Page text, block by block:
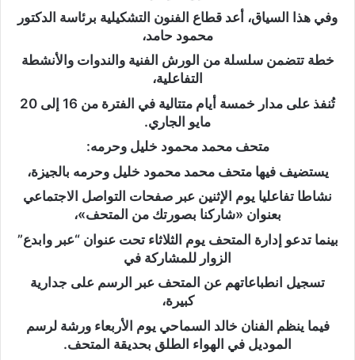
وفي هذا السياق، أعد قطاع الفنون التشكيلية برئاسة الدكتور
محمود حامد،
خطة تتضمن سلسلة من الورش الفنية والندوات والأنشطة
التفاعلية،
تُنفذ على مدار خمسة أيام متتالية في الفترة من 16 إلى 20
مايو الجاري.
متحف محمد محمود خليل وحرمه:
يستضيف فيها متحف محمد محمود خليل وحرمه بالجيزة،
نشاطا تفاعليا يوم الإثنين عبر صفحات التواصل الاجتماعي
بعنوان «شاركنا بصورتك من المتحف»،
بينما تدعو إدارة المتحف يوم الثلاثاء تحت عنوان “عبر وابدع”
الزوار للمشاركة في
تسجيل انطباعاتهم عن المتحف عبر الرسم على جدارية
كبيرة،
فيما ينظم الفنان خالد السماحي يوم الأربعاء ورشة لرسم
الموديل في الهواء الطلق بحديقة المتحف.